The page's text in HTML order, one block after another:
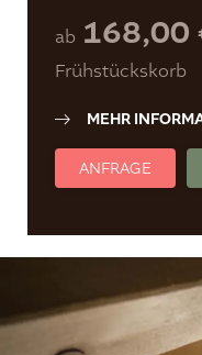
ab 168,00
Frühstückskorb
MEHR
ANFRAGE